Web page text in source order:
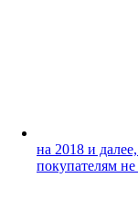
на 2018 и
покупателям не